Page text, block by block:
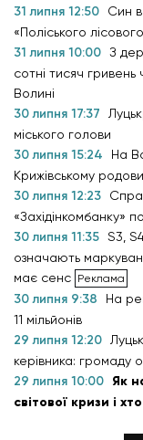
31 липня 12:50
Син
«Поліського
31 липня 10:00 З
сотні тисяч
Волині
30 липня 17:37
міського голови
30 липня 15:24
На
Крижівському
30 липня 12:23
«Західінкомбанку»
30 липня 11:35 S3,
означають
має сенс
30 липня 9:38
На
11 мільйонів
29 липня 12:20
керівника: громаду
29 липня 10:00 Як
світової кризи і